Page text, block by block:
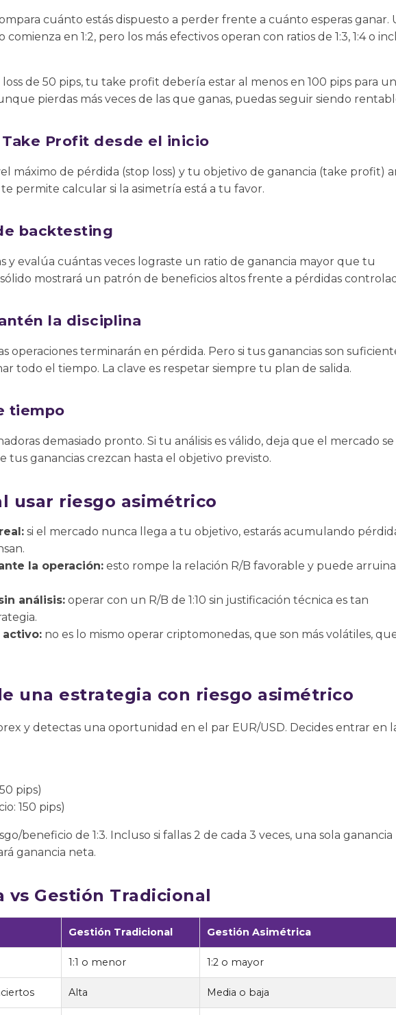
cuánto estás dispuesto a perder frente a cuánto esperas ganar.
en 1:2, pero los más efectivos operan con ratios de 1:3, 1:4 o
de 50 pips, tu take profit debería estar al menos en 100 pips para un
pierdas más veces de las que ganas, puedas seguir siendo
Profit desde el inicio
máximo de pérdida (stop loss) y tu objetivo de ganancia (take profit)
permite calcular si la asimetría está a tu favor.
backtesting
y evalúa cuántas veces lograste un ratio de ganancia mayor que tu
mostrará un patrón de beneficios altos frente a pérdidas
la disciplina
operaciones terminarán en pérdida. Pero si tus ganancias son
todo el tiempo. La clave es respetar siempre tu plan de salida.
tiempo
demasiado pronto. Si tu análisis es válido, deja que el mercado se
ganancias crezcan hasta el objetivo previsto.
usar riesgo asimétrico
si el mercado nunca llega a tu objetivo, estarás acumulando
la operación: esto rompe la relación R/B favorable y puede
análisis: operar con un R/B de 1:10 sin justificación técnica es tan
activo: no es lo mismo operar criptomonedas, que son más volátiles,
una estrategia con riesgo asimétrico
y detectas una oportunidad en el par EUR/USD. Decides entrar en
pips)
150 pips)
beneficio de 1:3. Incluso si fallas 2 de cada 3 veces, una sola ganancia
ganancia neta.
vs Gestión Tradicional
Gestión Tradicional Gestión Asimétrica
1:1 o menor 1:2 o mayor
Alta Media o baja